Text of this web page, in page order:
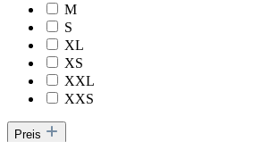
M
S
XL
XS
XXL
XXS
Preis